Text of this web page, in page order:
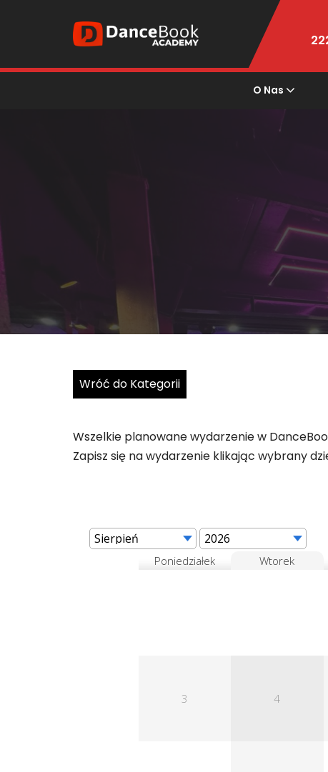
O Nas
Wróć do Kategorii
Wszelkie planowane wydarzenie w
Zapisz się na wydarzenie klikając wybrany